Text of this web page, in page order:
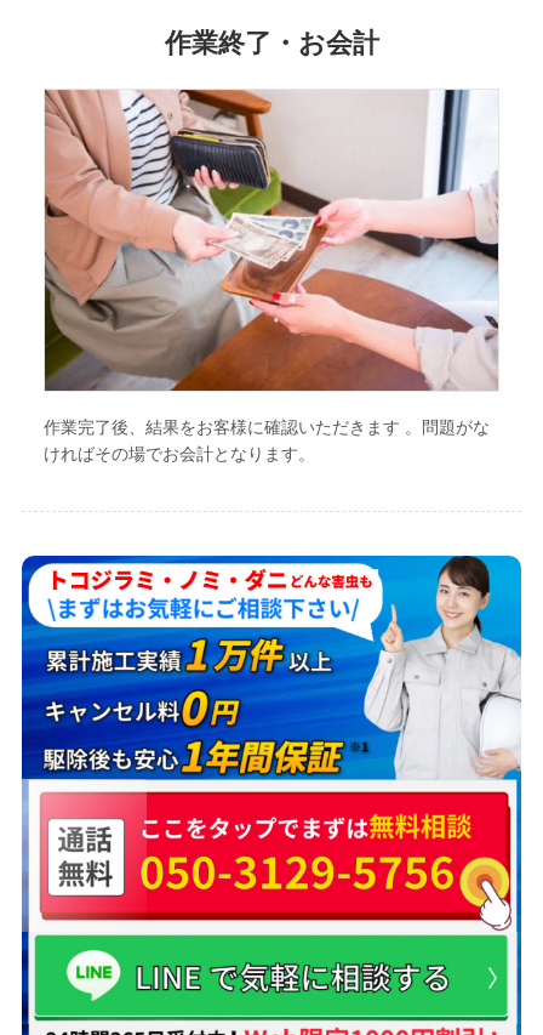
作業終了・お会計
作業完了後、結果をお客様に確認いただきます 。問題がな
ければその場でお会計となります。